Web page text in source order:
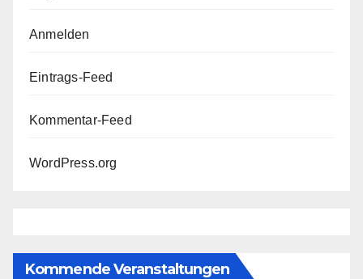
Anmelden
Eintrags-Feed
Kommentar-Feed
WordPress.org
Kommende Veranstaltungen